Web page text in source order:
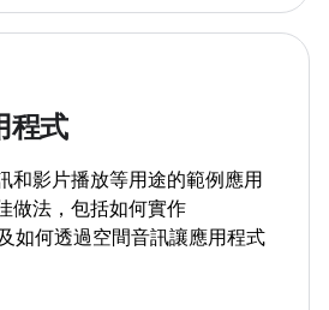
程式
和影片播放等用途的範例應用
做法，包括如何實作
如何透過空間音訊讓應用程式